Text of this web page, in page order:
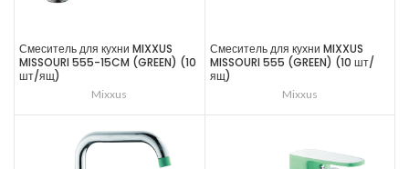
Смеситель для кухни MIXXUS
MISSOURI 555-15CM (GREEN) (10
шт/ящ)
Mixxus
Смеситель для кухни MIXXUS
MISSOURI 555 (GREEN) (10 шт/
ящ)
Mixxus